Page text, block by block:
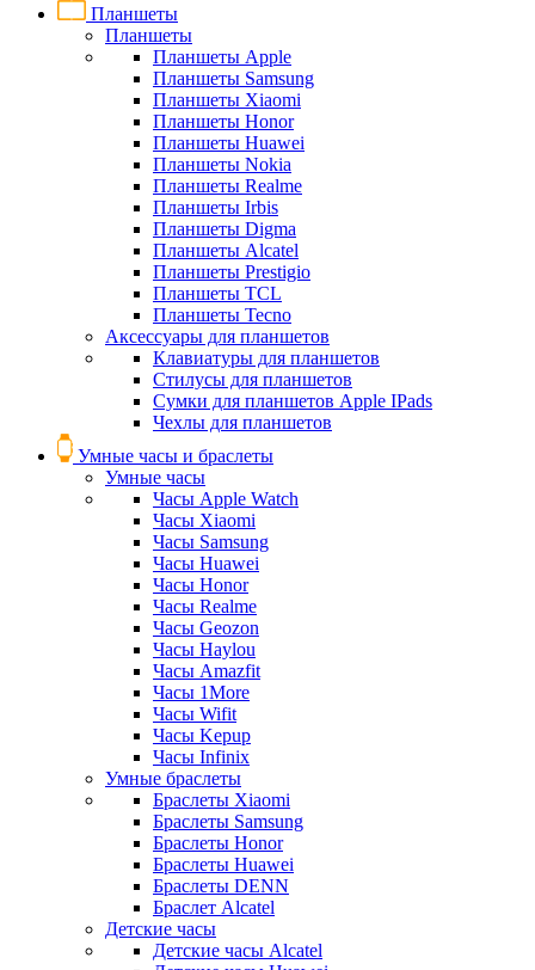
Планшеты
Планшеты
Планшеты Apple
Планшеты Samsung
Планшеты Xiaomi
Планшеты Honor
Планшеты Huawei
Планшеты Nokia
Планшеты Realme
Планшеты Irbis
Планшеты Digma
Планшеты Alcatel
Планшеты Prestigio
Планшеты TCL
Планшеты Tecno
Аксессуары для планшетов
Клавиатуры для планшетов
Стилусы для планшетов
Сумки для планшетов Apple IPads
Чехлы для планшетов
Умные часы и браслеты
Умные часы
Часы Apple Watch
Часы Xiaomi
Часы Samsung
Часы Huawei
Часы Honor
Часы Realme
Часы Geozon
Часы Haylou
Часы Amazfit
Часы 1More
Часы Wifit
Часы Kepup
Часы Infinix
Умные браслеты
Браслеты Xiaomi
Браслеты Samsung
Браслеты Honor
Браслеты Huawei
Браслеты DENN
Браслет Alcatel
Детские часы
Детские часы Alcatel